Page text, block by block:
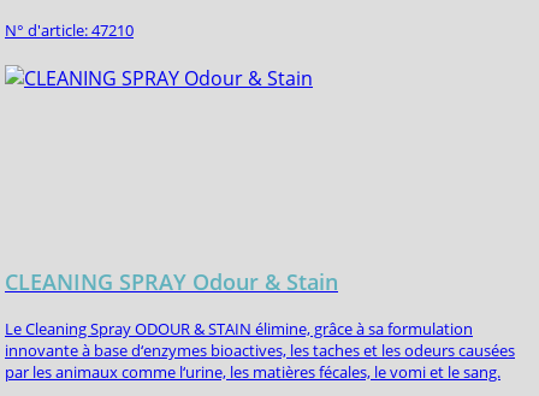
N° d'article: 47210
CLEANING SPRAY Odour & Stain
Le Cleaning Spray ODOUR & STAIN élimine, grâce à sa formulation
innovante à base d‘enzymes bioactives, les taches et les odeurs causées
par les animaux comme l‘urine, les matières fécales, le vomi et le sang.